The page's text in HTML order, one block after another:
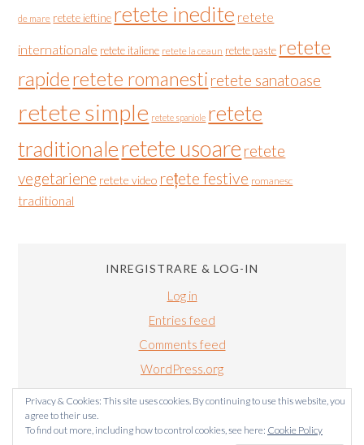
de mare retete ieftine retete inedite retete
internationale retete italiene retete la ceaun retete paste retete
rapideretete romanesti retete sanatoase
retete simple retete spaniole retete
traditionaleretete usoare retete
vegetariene retete video rețete festive romanesc
traditional
INREGISTRARE & LOG-IN
Log in
Entries feed
Comments feed
WordPress.org
Privacy & Cookies: This site uses cookies. By continuing to use this website, you
agree to their use.
To find out more, including how to control cookies, see here: Cookie Policy